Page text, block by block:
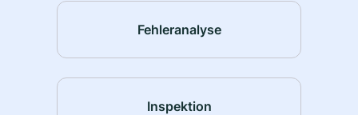
Fehleranalyse
Inspektion